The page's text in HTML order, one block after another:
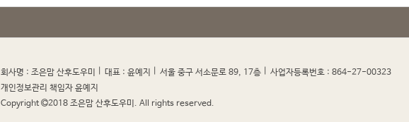
회사명 : 조은맘 산후도우미 대표 : 윤예지 서울 중구 서소문로 89, 17층 사업자등록번호 : 864-27-00323
개인정보관리 책임자 윤예지
Copyright
2018 조은맘 산후도우미. All rights reserved.